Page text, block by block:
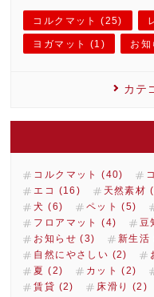
コルクマット (25)
ヨガマット (1) お
カテ
コルクマット (40)
エコ (16)
天然素材
犬 (6)
ペット (5)
フロアマット (4)
豆
お知らせ (3)
新生活
自然にやさしい (2)
夏 (2)
カット (2)
賃貸 (2)
床滑り (2)